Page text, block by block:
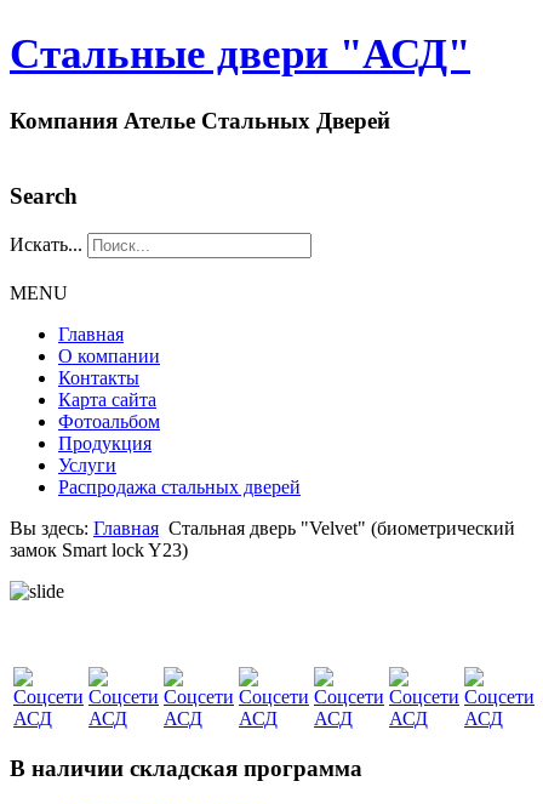
Стальные двери "АСД"
Компания Ателье Стальных Дверей
Search
Искать...
MENU
Главная
О компании
Контакты
Карта сайта
Фотоальбом
Продукция
Услуги
Распродажа стальных дверей
Вы здесь: Главная Стальная дверь "Velvet" (биометрический
замок Smart lock Y23)
В наличии складская программа